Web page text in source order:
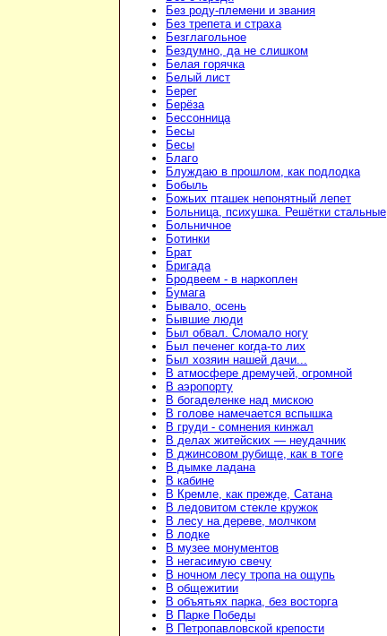
Без роду-племени и звания
Без трепета и страха
Безглагольное
Бездумно, да не слишком
Белая горячка
Белый лист
Берег
Берёза
Бессонница
Бесы
Бесы
Благо
Блуждаю в прошлом, как подлодка
Бобыль
Божьих пташек непонятный лепет
Больница, психушка. Решётки стальные
Больничное
Ботинки
Брат
Бригада
Бродвеем - в наркоплен
Бумага
Бывало, осень
Бывшие люди
Был обвал. Сломало ногу
Был печенег когда-то лих
Был хозяин нашей дачи...
В атмосфере дремучей, огромной
В аэропорту
В богаделенке над мискою
В голове намечается вспышка
В груди - сомнения кинжал
В делах житейских — неудачник
В джинсовом рубище, как в тоге
В дымке ладана
В кабине
В Кремле, как прежде, Сатана
В ледовитом стекле кружок
В лесу на дереве, молчком
В лодке
В музее монументов
В негасимую свечу
В ночном лесу тропа на ощупь
В общежитии
В объятьях парка, без восторга
В Парке Победы
В Петропавловской крепости